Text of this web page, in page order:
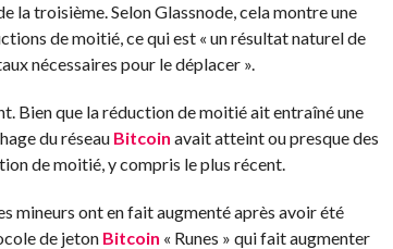
la troisième. Selon Glassnode, cela montre une
de moitié, ce qui est « un résultat naturel de
nécessaires pour le déplacer ».
Bien que la réduction de moitié ait entraîné une
du réseau Bitcoin avait atteint ou presque des
de moitié, y compris le plus récent.
mineurs ont en fait augmenté après avoir été
de jeton Bitcoin « Runes » qui fait augmenter